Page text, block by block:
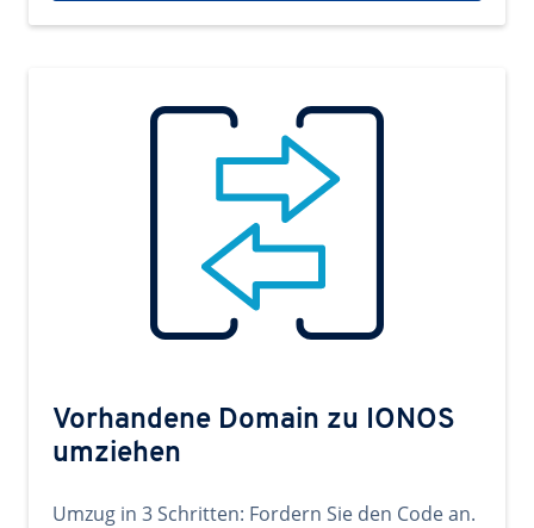
Vorhandene Domain zu IONOS
umziehen
Umzug in 3 Schritten: Fordern Sie den Code an.